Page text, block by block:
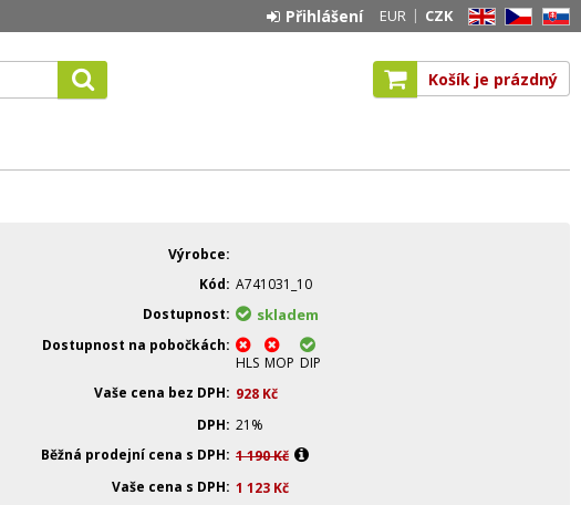
EN CZ SK
EUR CZK
Přihlášení
Košík je prázdný
Výrobce
Kód A741031_10
Dostupnost
skladem
Dostupnost na pobočkách
HLS MOP DIP
Vaše cena bez DPH
928 Kč
DPH 21%
Běžná prodejní cena s DPH 1 190Kč
Vaše cena s DPH 1 123 Kč